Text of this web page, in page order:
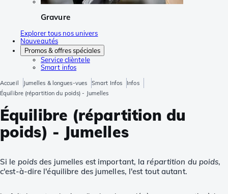
Gravure
Explorer tous nos univers
Nouveautés
Promos & offres spéciales
Service clièntele
Smart infos
Accueil Jumelles & longues-vues Smart Infos
Infos
Équilibre (répartition du poids) - Jumelles
Équilibre (répartition du
poids) - Jumelles
Si le poids des jumelles est important, la répartition du poids,
c'est-à-dire l'équilibre des jumelles, l'est tout autant.